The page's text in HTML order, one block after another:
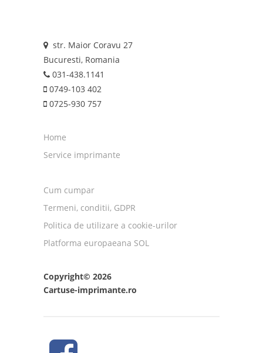
str. Maior Coravu 27
Bucuresti, Romania
031-438.1141
0749-103 402
0725-930 757
Home
Service imprimante
Cum cumpar
Termeni, conditii, GDPR
Politica de utilizare a cookie-urilor
Platforma europaeana SOL
Copyright© 2026
Cartuse-imprimante.ro